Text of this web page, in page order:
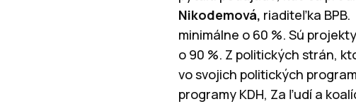
Nikodemová, riaditeľka
minimálne o 60 %. Sú
o 90 %. Z politických strán,
vo svojich politických
programy KDH, Za ľudí a